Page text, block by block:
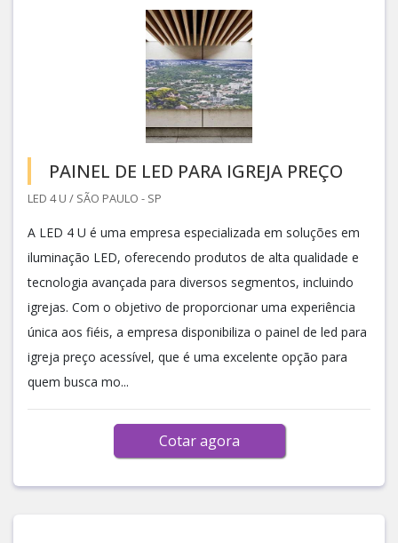
PAINEL DE LED PARA IGREJA PREÇO
LED 4 U / SÃO PAULO - SP
A LED 4 U é uma empresa especializada em soluções em
iluminação LED, oferecendo produtos de alta qualidade e
tecnologia avançada para diversos segmentos, incluindo
igrejas. Com o objetivo de proporcionar uma experiência
única aos fiéis, a empresa disponibiliza o painel de led para
igreja preço acessível, que é uma excelente opção para
quem busca mo...
Cotar agora